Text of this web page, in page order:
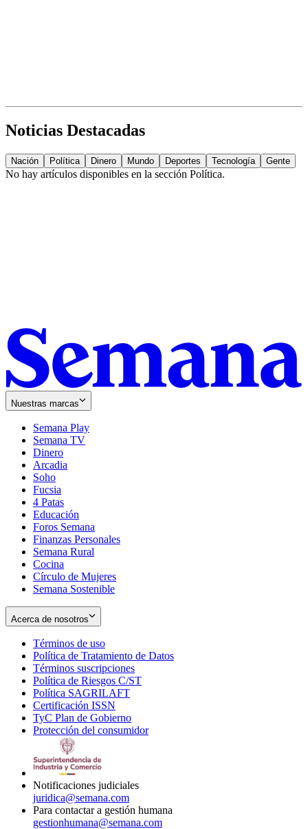
Noticias Destacadas
Nación Política Dinero Mundo Deportes Tecnología Gente
No hay artículos disponibles en la sección Política.
Nuestras marcas
Semana Play
Semana TV
Dinero
Arcadia
Soho
in
new
window
Fucsia
in
new
window
4 Patas
Educación
Foros Semana
Finanzas Personales
Semana Rural
Cocina
Círculo de Mujeres
Semana Sostenible
Acerca de nosotros
Términos de uso
in
new
window
Política de Tratamiento de Datos
Términos suscripciones
in
Política de Riesgos C/ST
Política SAGRILAFT
new
window
Certificación ISSN
in
new
TyC Plan de Gobierno
in
Protección del consumidorOpens
Notificaciones judiciales
juridica@semana.com
Para contactar a gestión humana
gestionhumana@semana.com